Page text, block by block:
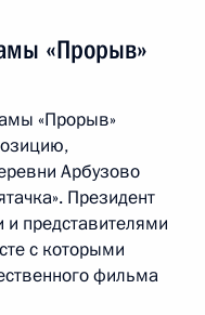
«Прорыв»
«Прорыв»
Арбузово
Президент
и представителями
с которыми
фильма